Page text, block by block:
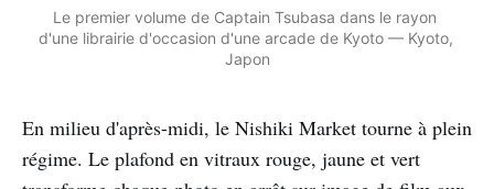
Le premier volume de Captain Tsubasa dans le rayon
d'une librairie d'occasion d'une arcade de Kyoto — Kyoto,
Japon
En milieu d'après-midi, le Nishiki Market tourne à plein
régime. Le plafond en vitraux rouge, jaune et vert